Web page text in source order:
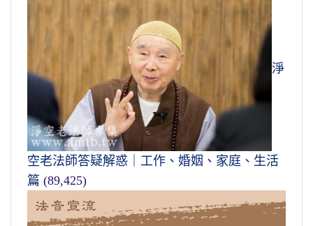
淨
空老法師答疑解惑｜工作、婚姻、家庭、生活
篇 (89,425)